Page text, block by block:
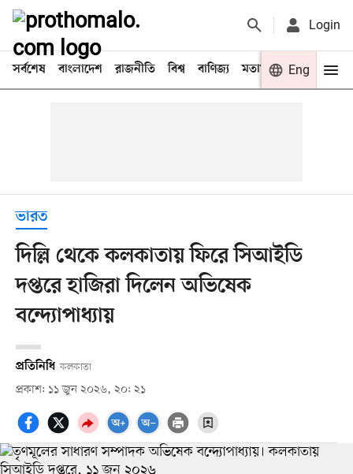
Login
সর্বশেষ বাংলাদেশ রাজনীতি বিশ্ব বাণিজ্য মতামত খেলা
Eng
ভারত
দিল্লি থেকে কলকাতায় ফিরে সিআইডি
দপ্তরে হাজিরা দিলেন অভিষেক
বন্দ্যোপাধ্যায়
প্রতিনিধি কলকাতা
প্রকাশ: ১১ জুন ২০২৬, ২০: ২১